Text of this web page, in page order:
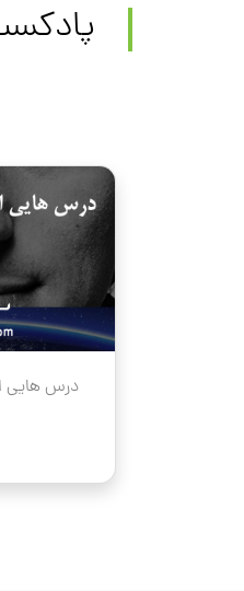
درس هایی